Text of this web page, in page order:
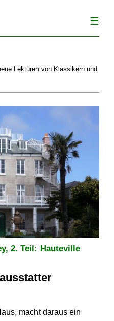
☰
Lektüren von Klassikern und
2. Teil: Hauteville
macht daraus ein